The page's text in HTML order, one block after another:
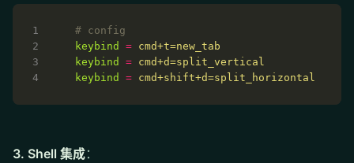
# config
keybind
= cmd+t=new_tab
keybind
= cmd+d=split_vertical
keybind
= cmd+shift+d=split_horizontal
3. Shell 集成：